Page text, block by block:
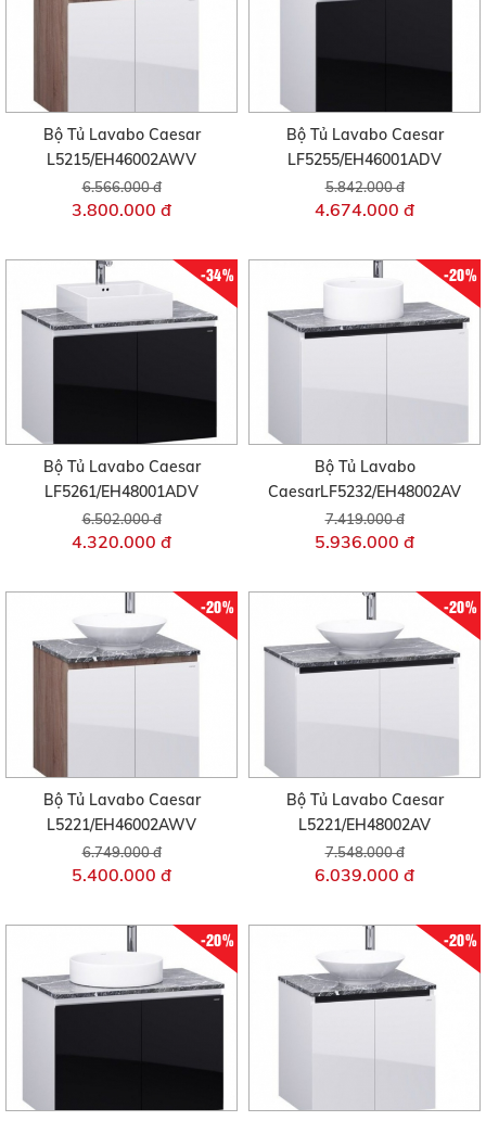
Bộ Tủ Lavabo Caesar
L5215/EH46002AWV
6.566.000 đ
3.800.000 đ
Bộ Tủ Lavabo Caesar
LF5255/EH46001ADV
5.842.000 đ
4.674.000 đ
-34%
Bộ Tủ Lavabo Caesar
LF5261/EH48001ADV
6.502.000 đ
4.320.000 đ
-20%
Bộ Tủ Lavabo
CaesarLF5232/EH48002AV
7.419.000 đ
5.936.000 đ
-20%
Bộ Tủ Lavabo Caesar
L5221/EH46002AWV
6.749.000 đ
5.400.000 đ
-20%
Bộ Tủ Lavabo Caesar
L5221/EH48002AV
7.548.000 đ
6.039.000 đ
-20% -20%